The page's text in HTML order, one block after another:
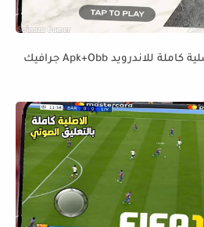
تحميل FIFA 23 Mobile الاصلية كاملة للاندرويد Apk+Obb جرافيك